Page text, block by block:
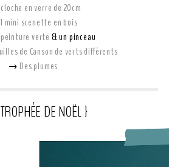
cloche en verre de 20cm
1 mini scenette en bois
verte & un pinceau
de Canson de verts différents
→ Des plumes
DE NOËL }